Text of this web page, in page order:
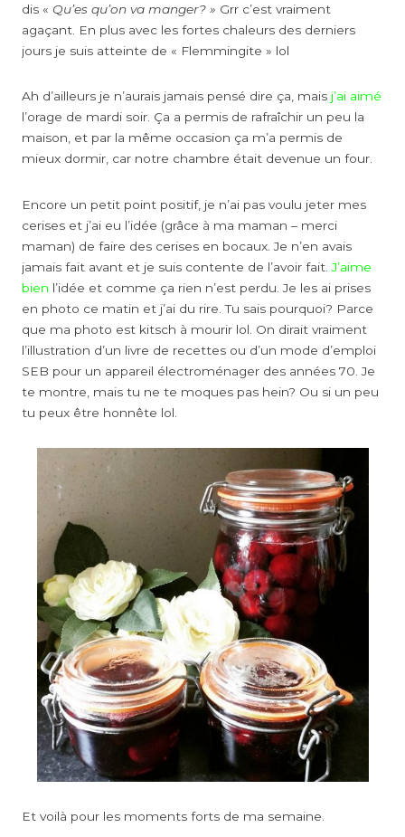
dis « Qu’es qu’on va manger? » Grr c’est vraiment
agaçant. En plus avec les fortes chaleurs des derniers
jours je suis atteinte de « Flemmingite » lol
Ah d’ailleurs je n’aurais jamais pensé dire ça, mais j’ai aimé
l’orage de mardi soir. Ça a permis de rafraîchir un peu la
maison, et par la même occasion ça m’a permis de
mieux dormir, car notre chambre était devenue un four.
Encore un petit point positif, je n’ai pas voulu jeter mes
cerises et j’ai eu l’idée (grâce à ma maman – merci
maman) de faire des cerises en bocaux. Je n’en avais
jamais fait avant et je suis contente de l’avoir fait.J’aime
bien l’idée et comme ça rien n’est perdu. Je les ai prises
en photo ce matin et j’ai du rire. Tu sais pourquoi? Parce
que ma photo est kitsch à mourir lol. On dirait vraiment
l’illustration d’un livre de recettes ou d’un mode d’emploi
SEB pour un appareil électroménager des années 70. Je
te montre, mais tu ne te moques pas hein? Ou si un peu
tu peux être honnête lol.
Et voilà pour les moments forts de ma semaine.